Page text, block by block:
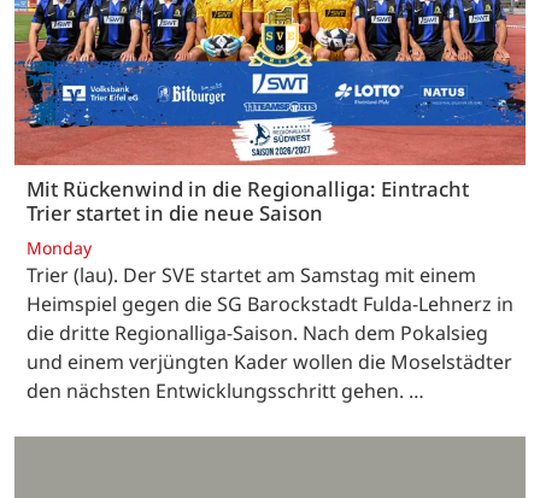
Mit Rückenwind in die Regionalliga: Eintracht
Trier startet in die neue Saison
Monday
Trier (lau). Der SVE startet am Samstag mit einem
Heimspiel gegen die SG Barockstadt Fulda-Lehnerz in
die dritte Regionalliga-Saison. Nach dem Pokalsieg
und einem verjüngten Kader wollen die Moselstädter
den nächsten Entwicklungsschritt gehen. …